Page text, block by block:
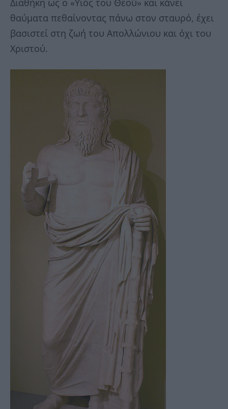
Διαθήκη ως ο «Υιός του Θεού» και κάνει
θαύματα πεθαίνοντας πάνω στον σταυρό, έχει
βασιστεί στη ζωή του Απολλώνιου και όχι του
Χριστού.